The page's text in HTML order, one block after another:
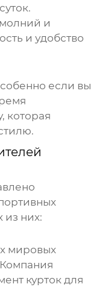
и
и удобство
если вы
которая
из них:
мировых
курток для